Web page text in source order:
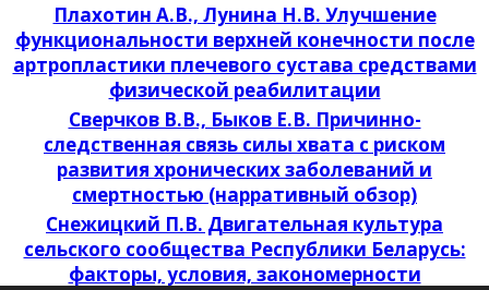
Плахотин А.В., Лунина Н.В. Улучшение
функциональности верхней конечности после
артропластики плечевого сустава средствами
физической реабилитации
Сверчков В.В., Быков Е.В. Причинно-
следственная связь силы хвата с риском
развития хронических заболеваний и
смертностью (нарративный обзор)
Снежицкий П.В. Двигательная культура
сельского сообщества Республики Беларусь:
факторы, условия, закономерности